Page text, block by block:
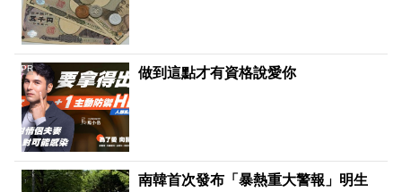
做到這點才有資格說愛你
PR
南韓首次發布「暴熱重大警報」明生